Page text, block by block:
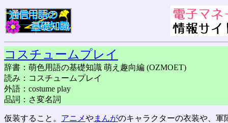
コスチュームプレイ
辞書：萌色用語の基礎知識 萌え趣向編 (OZMOET)
読み：コスチュームプレイ
外語：costume play
品詞：さ変名詞
仮装すること。 アニメやまんがのキャラクターの衣装や、軍